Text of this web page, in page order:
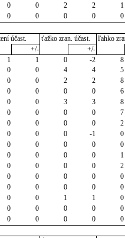
0 0 2 2 1
0 0 0 0 0
účast. ťažko zran. účast. ľahko
+/- +/-
1 1 0 -2 8
0 0 4 4 5
0 0 2 2 8
0 0 0 0 6
0 0 3 3 8
0 0 0 0 7
0 0 0 0 2
0 0 0 -1 0
0 0 0 0 0
0 0 0 0 1
0 0 0 0 2
0 0 0 0 0
0 0 0 0 0
0 0 1 1 0
0 0 0 0 0
0 0 0 0 0